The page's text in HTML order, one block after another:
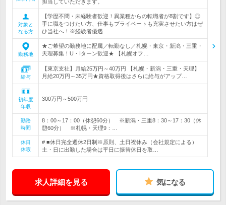
担当していただきます。
対象と
なる方
【学歴不問・未経験者歓迎！異業種からの転職者が8割です】◎
手に職をつけたい方、仕事もプライベートも充実させたい方はぜ
ひ当社へ！※経験者優遇
勤務地
★ご希望の勤務地に配属／転勤なし／札幌・東京・新潟・三重・
天理募集！U・Iターン歓迎★ 【札幌オフ…
給与
【東京支社】月給25万円～40万円 【札幌・新潟・三重・天理】
月給20万円～35万円★資格取得後はさらに給与がアップ…
初年度
年収
300万円～500万円
勤務
時間
8：00～17：00（休憩60分） ※新潟・三重8：30～17：30（休
憩60分） ※札幌・天理9：…
休日
休暇
# ■休日完全週休2日制※原則、土日祝休み（会社規定による）
土・日に出勤した場合は平日に振替休日を取…
求人詳細を見る 気になる